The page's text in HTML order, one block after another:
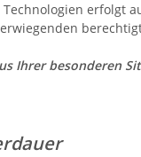
erfolgt
Ihrer besonderen